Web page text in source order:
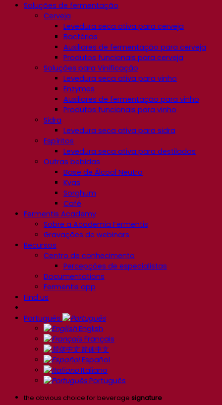
Soluções de fermentação
Cerveja
Levedura seca ativa para cerveja
Bactérias
Auxiliares de fermentação para cerveja
Produtos funcionais para cerveja
Soluções para Vinificação
Levedura seca ativa para vinho
Enzymes
Auxiliares de fermentação para vinho
Produtos funcionais para vinho
Sidra
Levedura seca ativa para sidra
Espíritos
Levedura seca ativa para destilados
Outras bebidas
Base de Álcool Neutro
Kvas
Sorghum
Café
Fermentis Academy
Sobre a Academia Fermentis
Gravações de webinars
Recursos
Centro de conhecimento
Percepções de especialistas
Documentations
Fermentis app
Find us
Português
English
Français
简体中文
Español
Italiano
Português
the obvious choice for beverage signature